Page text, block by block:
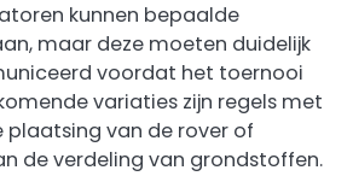
kunnen bepaalde
maar deze moeten duidelijk
voordat het toernooi
variaties zijn regels met
van de rover of
de verdeling van grondstoffen.